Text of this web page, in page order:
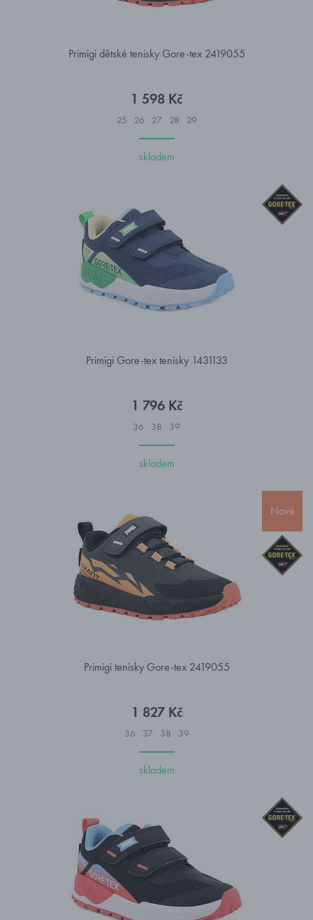
Primigi dětské tenisky Gore-tex 2419055
1 598 Kč
25 26 27 28 29
skladem
Primigi Gore-tex tenisky 1431133
1 796 Kč
36 38 39
skladem
Nové
Primigi tenisky Gore-tex 2419055
1 827 Kč
36 37 38 39
skladem